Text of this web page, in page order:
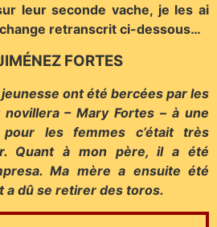
leur seconde vache, je les ai
retranscrit ci-dessous…
FORTES
ont été bercées par les
– Mary Fortes – à une
les femmes c’était très
Quant à mon père, il a été
Ma mère a ensuite été
a dû se retirer des toros.